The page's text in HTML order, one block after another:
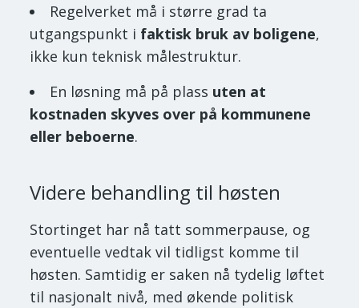
Regelverket må i større grad ta
utgangspunkt i faktisk bruk av boligene,
ikke kun teknisk målestruktur.
En løsning må på plass uten at
kostnaden skyves over på kommunene
eller beboerne.
Videre behandling til høsten
Stortinget har nå tatt sommerpause, og
eventuelle vedtak vil tidligst komme til
høsten. Samtidig er saken nå tydelig løftet
til nasjonalt nivå, med økende politisk